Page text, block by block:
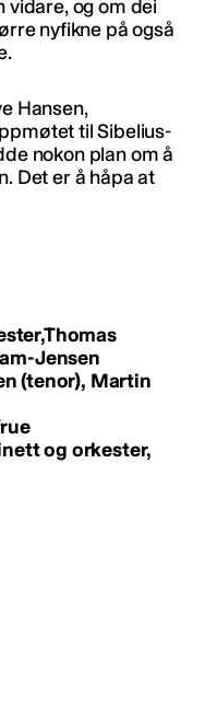
og om dei
nyfikne på også
Hansen,
til Sibelius-
nokon plan om å
Det er å håpa at
Jensen
(tenor), Martin
og orkester,